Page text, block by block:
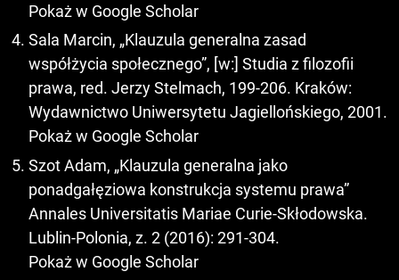
Pokaż w Google Scholar
Sala Marcin, „Klauzula generalna zasad
współżycia społecznego”, [w:] Studia z filozofii
prawa, red. Jerzy Stelmach, 199-206. Kraków:
Wydawnictwo Uniwersytetu Jagiellońskiego, 2001.
Pokaż w Google Scholar
Szot Adam, „Klauzula generalna jako
ponadgałęziowa konstrukcja systemu prawa”
Annales Universitatis Mariae Curie-Skłodowska.
Lublin-Polonia, z. 2 (2016): 291-304.
Pokaż w Google Scholar